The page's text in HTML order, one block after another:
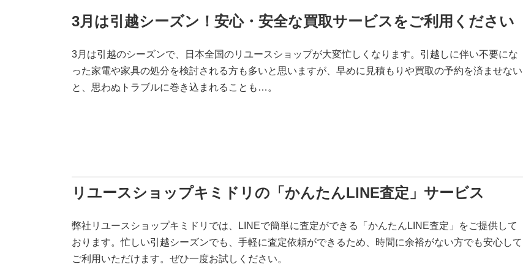
3月は引越シーズン！安心・安全な買取サービスをご利用ください
3月は引越のシーズンで、日本全国のリユースショップが大変忙しくなります。引越しに伴い不要にな
った家電や家具の処分を検討される方も多いと思いますが、早めに見積もりや買取の予約を済ませない
と、思わぬトラブルに巻き込まれることも…。
リユースショップキミドリの「かんたんLINE査定」サービス
弊社リユースショップキミドリでは、LINEで簡単に査定ができる「かんたんLINE査定」をご提供して
おります。忙しい引越シーズンでも、手軽に査定依頼ができるため、時間に余裕がない方でも安心して
ご利用いただけます。ぜひ一度お試しください。